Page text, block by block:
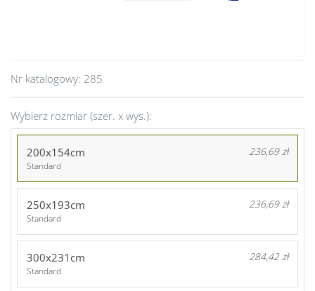
Nr katalogowy: 285
Wybierz rozmiar (szer. x wys.):
200x154cm 236,69 zł
Standard
250x193cm 236,69 zł
Standard
300x231cm 284,42 zł
Standard